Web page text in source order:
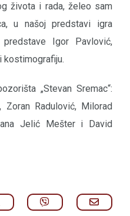
života i rada, želeo sam
u našoj predstavi igra
Igor Pavlović,
kostimografiju.
„Stevan Sremac“:
Zoran Radulović, Milorad
Jelić Mešter i David